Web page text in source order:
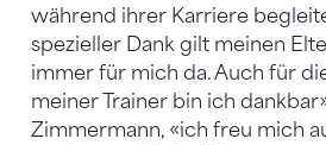
während ihrer Karriere
spezieller Dank gilt meinen
immer für mich da. Auch für
meiner Trainer bin ich
Zimmermann, «ich freu mich